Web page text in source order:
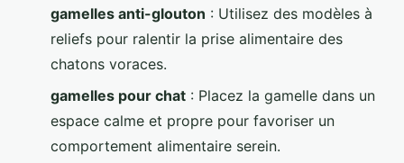
gamelles anti-glouton : Utilisez des modèles à
reliefs pour ralentir la prise alimentaire des
chatons voraces.
gamelles pour chat : Placez la gamelle dans un
espace calme et propre pour favoriser un
comportement alimentaire serein.